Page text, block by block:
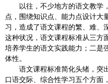
以往，不少地方的语文教学
点，围绕知识点、能力点设计大
习，造成了语文课程的繁、难、
这种状况，语文课程标准从三方
培养学生的语文实践能力；二是
体性。
语文课程标准简化头绪，突出
口语交际、综合性学习五个方面